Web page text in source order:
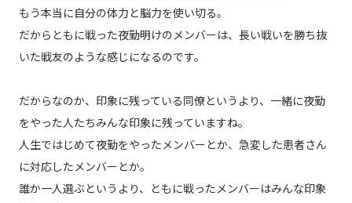
もう本当に自分の体力と脳力を使い切る。
だからともに戦った夜勤明けのメンバーは、長い戦いを勝ち抜
いた戦友のような感じになるのです。
だからなのか、印象に残っている同僚というより、一緒に夜勤
をやった人たちみんな印象に残っていますね。
人生ではじめて夜勤をやったメンバーとか、急変した患者さん
に対応したメンバーとか。
誰か一人選ぶというより、ともに戦ったメンバーはみんな印象